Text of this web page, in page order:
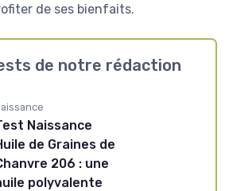
de ses bienfaits.
de notre rédaction
Naissance
de Graines de
206 : une
polyvalente